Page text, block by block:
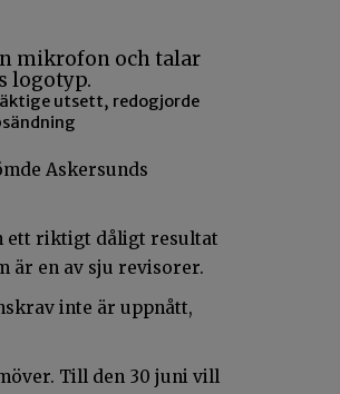
utsett, redogjorde
Askersunds
ett riktigt dåligt resultat
är en av sju revisorer.
inte är uppnått,
Till den 30 juni vill